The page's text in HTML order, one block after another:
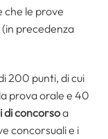
che le prove
(in precedenza
200 punti, di cui
prova orale e 40
di concorsoa
concorsuali e i